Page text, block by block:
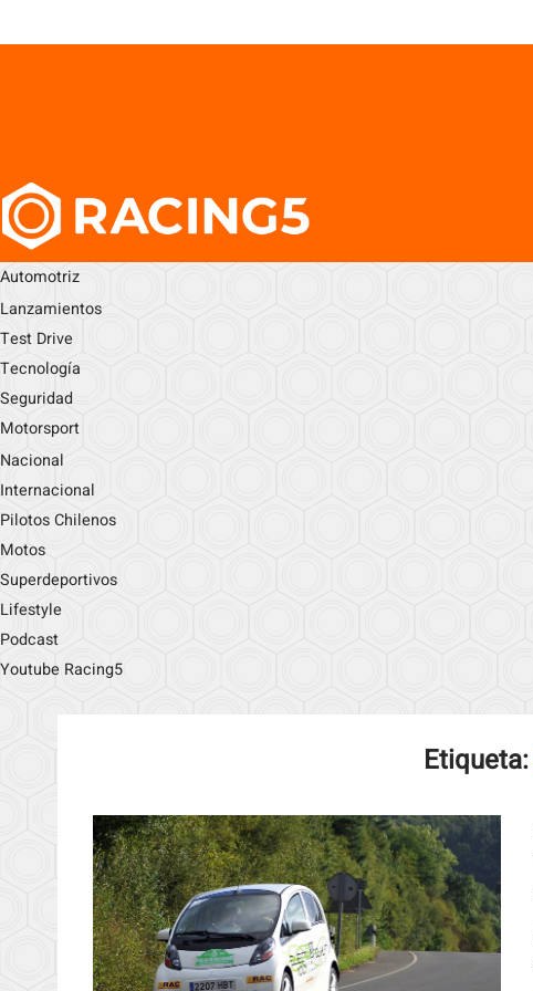
Automotriz
Lanzamientos
Test Drive
Tecnología
Seguridad
Motorsport
Nacional
Internacional
Pilotos Chilenos
Motos
Superdeportivos
Lifestyle
Podcast
Youtube Racing5
Etiqueta: